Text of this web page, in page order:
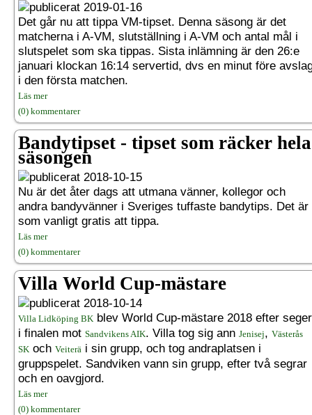
2019-01-16
Det går nu att tippa VM-tipset. Denna säsong är det
matcherna i A-VM, slutställning i A-VM och antal mål i
slutspelet som ska tippas. Sista inlämning är den 26:e
januari klockan 16:14 servertid, dvs en minut före
i den första matchen.
Läs mer
(0) kommentarer
Bandytipset - tipset som räcker hela
säsongen
2018-10-15
Nu är det åter dags att utmana vänner, kollegor och
andra bandyvänner i Sveriges tuffaste bandytips. Det är
som vanligt gratis att tippa.
Läs mer
(0) kommentarer
Villa World Cup-mästare
2018-10-14
Villa Lidköping BK blev World Cup-mästare 2018 efter seger
i finalen mot Sandvikens AIK. Villa tog sig ann Jenisej, Västerås
SK och Veiterä i sin grupp, och tog andraplatsen i
gruppspelet. Sandviken vann sin grupp, efter två segrar
och en oavgjord.
Läs mer
(0) kommentarer